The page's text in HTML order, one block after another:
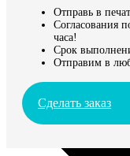
Отправь в
Согласования
часа!
Срок
Отправим в
Сделать заказ